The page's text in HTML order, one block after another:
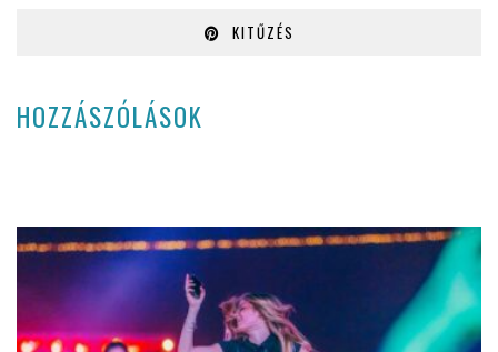
KITŰZÉS
HOZZÁSZÓLÁSOK